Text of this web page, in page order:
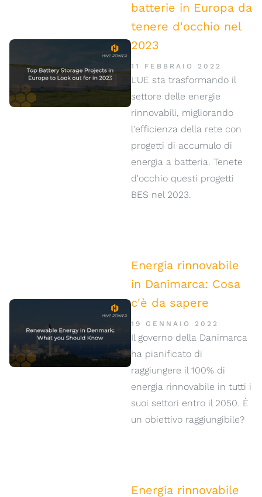
batterie in Europa da
tenere d'occhio nel
2023
11 FEBBRAIO 2022
L'UE sta trasformando il
settore delle energie
rinnovabili, migliorando
l'efficienza della rete con
progetti di accumulo di
energia a batteria. Tenete
d'occhio questi progetti
BES nel 2023.
Energia rinnovabile
in Danimarca: Cosa
c'è da sapere
19 GENNAIO 2022
Il governo della Danimarca
ha pianificato di
raggiungere il 100% di
energia rinnovabile in tutti i
suoi settori entro il 2050. È
un obiettivo raggiungibile?
Energia rinnovabile